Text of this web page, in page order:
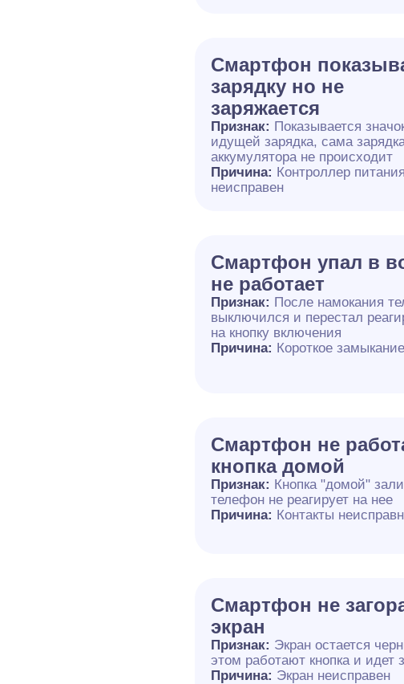
Смартфон
зарядку но не
заряжается
Признак: Показывается
идущей зарядка, сама
аккумулятора не происходит
Причина: Контроллер питания
неисправен
Смартфон упал в
не работает
Признак: После намокания
выключился и перестал
на кнопку включения
Причина: Короткое
Смартфон не
кнопка домой
Признак: Кнопка "домой"
телефон не реагирует на нее
Причина: Контакты
Смартфон не
экран
Признак: Экран остается
этом работают кнопка и идет
Причина: Экран неисправен